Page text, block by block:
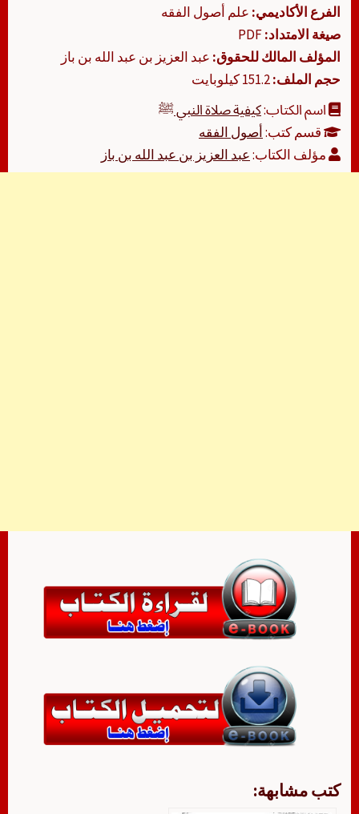
الفرع الأكاديمي: علم أصول الفقه
صيغة الامتداد:
المؤلف المالك للحقوق: عبد العزيز بن عبد الله بن باز
حجم الملف:
اسم الكتاب:كيفية صلاة النبي ﷺ
قسم كتب:أصول الفقه
مؤلف الكتاب:عبد العزيز بن عبد الله بن باز
كتب مشابهة: